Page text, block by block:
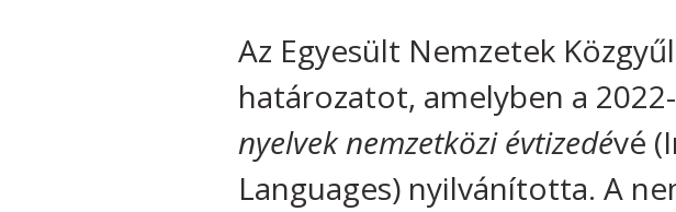
Az Egyesült Nemzetek
határozatot, amelyben a
nyelvek nemzetközi évtizedévé
Languages) nyilvánította. A